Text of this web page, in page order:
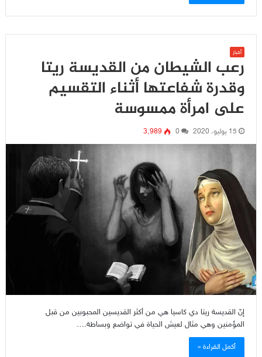
أخبار
رعب الشيطان من القديسة ريتا
وقدرة شفاعتها أثناء التقسيم
على امرأة ممسوسة
15 يوليو، 2020 0 3٬989
إنّ القديسة ريتا دي كاسيا هي من أكثر القديسين المحبوبين من قبل
المؤمنين وهي مثال لعيش الحياة في تواضع وبساطة.…
أكمل القراءة »